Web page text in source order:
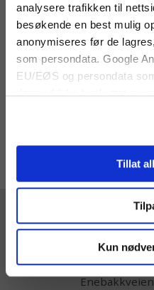
analysere trafikken til
besøkende en best mulig
anonymiseres før de
som persondata. Google
EU/EØS og persondata
dermed ikke beskyttet av
Tillat
Kun
En ny forbedret versjon av et
meget populært, enkelt
termisk kamera i lommeformat
med WiFi.
9 353 kr
Vis priser inkl mva